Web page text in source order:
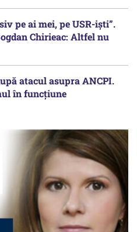
pe ai mei, pe USR-iști”.
Chirieac: Altfel nu
atacul asupra ANCPI.
în funcțiune